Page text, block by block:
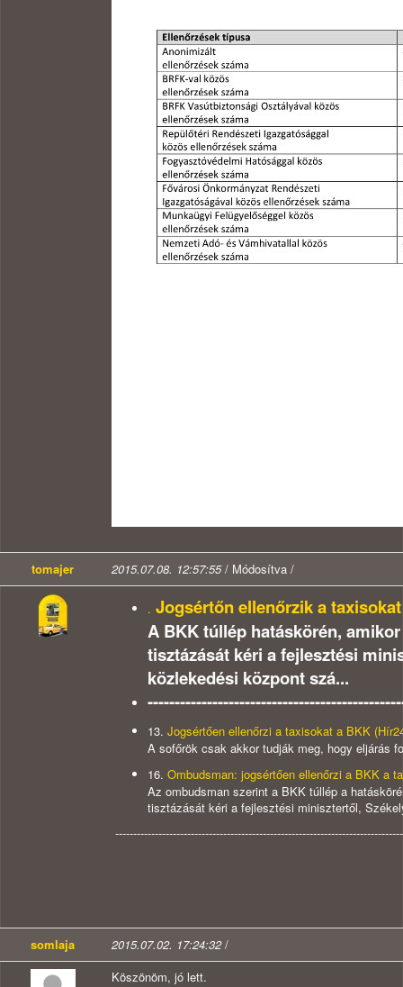
tomajer 2015.07.08. 12:57:55/ Módosítva /
. Jogsértőn ellenőrzik a taxisokat
A BKK túllép hatáskörén,
tisztázását kéri a fejlesztési
közlekedési központ szá...
13. Jogsértően ellenőrzi a taxisokat a BKK
A sofőrök csak akkor tudják meg, hogy eljárás
16. Ombudsman: jogsértően ellenőrzi a BKK a
Az ombudsman szerint a BKK túllép a
tisztázását kéri a fejlesztési minisztertől,
somlaja 2015.07.02. 17:24:32/
Köszönöm, jó lett.